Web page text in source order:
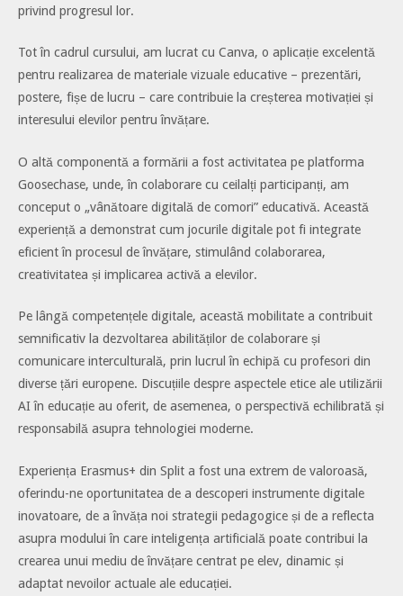
privind progresul lor.
Tot în cadrul cursului, am lucrat cu Canva, o aplicație excelentă
pentru realizarea de materiale vizuale educative – prezentări,
postere, fișe de lucru – care contribuie la creșterea motivației și
interesului elevilor pentru învățare.
O altă componentă a formării a fost activitatea pe platforma
Goosechase, unde, în colaborare cu ceilalți participanți, am
conceput o „vânătoare digitală de comori” educativă. Această
experiență a demonstrat cum jocurile digitale pot fi integrate
eficient în procesul de învățare, stimulând colaborarea,
creativitatea și implicarea activă a elevilor.
Pe lângă competențele digitale, această mobilitate a contribuit
semnificativ la dezvoltarea abilităților de colaborare și
comunicare interculturală, prin lucrul în echipă cu profesori din
diverse țări europene. Discuțiile despre aspectele etice ale utilizării
AI în educație au oferit, de asemenea, o perspectivă echilibrată și
responsabilă asupra tehnologiei moderne.
Experiența Erasmus+ din Split a fost una extrem de valoroasă,
oferindu-ne oportunitatea de a descoperi instrumente digitale
inovatoare, de a învăța noi strategii pedagogice și de a reflecta
asupra modului în care inteligența artificială poate contribui la
crearea unui mediu de învățare centrat pe elev, dinamic și
adaptat nevoilor actuale ale educației.